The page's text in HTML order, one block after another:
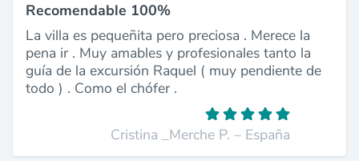
Recomendable 100%
La villa es pequeñita pero preciosa . Merece la
pena ir . Muy amables y profesionales tanto la
guía de la excursión Raquel ( muy pendiente de
todo ) . Como el chófer .
Cristina _Merche P. – España